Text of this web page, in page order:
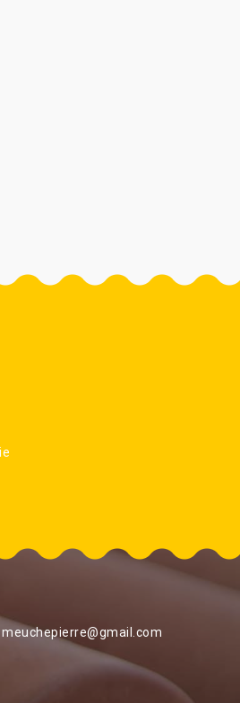
meuchepierre@gmail.com